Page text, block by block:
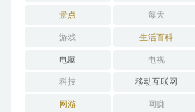
景点 每天
游戏 生活百科
电脑 电视
科技 移动互联网
网游 网赚